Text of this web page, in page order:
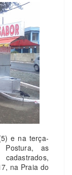
e na terça-
Postura, as
na Praia do